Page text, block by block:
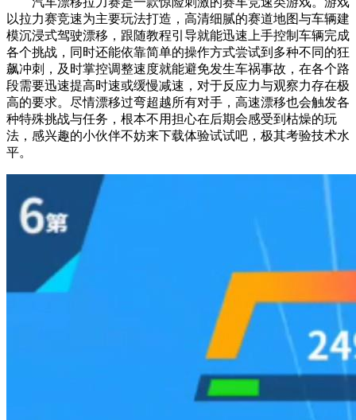
以拉力赛竞速为主要玩法打造，高清细腻的赛道地图与车辆建
模沉浸式驾驶漂移，跟随教程引导就能迅速上手控制车辆完成
各个挑战，同时还能依靠简单的操作方式尝试到多种不同的狂
飙冲刺，及时掌控调整速度就能避免发生车祸事故，在各个路
段需要迅速提高时速或缓慢减速，对于反应力与观察力存在极
高的要求。尽情漂移过弯超越所有对手，高速漂移也会触发各
种特殊挑战与任务，根本不用担心在后期会感受到枯燥的玩
法，感兴趣的小伙伴不妨来下载体验试试吧，极其考验技术水
平。